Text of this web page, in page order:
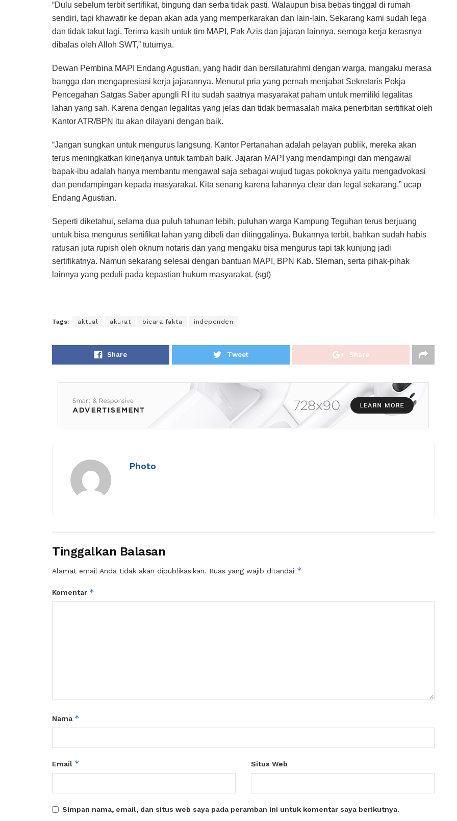
“Dulu sebelum terbit sertifikat, bingung dan serba tidak pasti. Walaupun bisa bebas tinggal di rumah
sendiri, tapi khawatir ke depan akan ada yang memperkarakan dan lain-lain. Sekarang kami sudah lega
dan tidak takut lagi. Terima kasih untuk tim MAPI, Pak Azis dan jajaran lainnya, semoga kerja kerasnya
dibalas oleh Alloh SWT,” tuturnya.
Dewan Pembina MAPI Endang Agustian, yang hadir dan bersilaturahmi dengan warga, mangaku merasa
bangga dan mengapresiasi kerja jajarannya. Menurut pria yang pernah menjabat Sekretaris Pokja
Pencegahan Satgas Saber apungli RI itu sudah saatnya masyarakat paham untuk memiliki legalitas
lahan yang sah. Karena dengan legalitas yang jelas dan tidak bermasalah maka penerbitan sertifikat oleh
Kantor ATR/BPN itu akan dilayani dengan baik.
“Jangan sungkan untuk mengurus langsung. Kantor Pertanahan adalah pelayan publik, mereka akan
terus meningkatkan kinerjanya untuk tambah baik. Jajaran MAPI yang mendampingi dan mengawal
bapak-ibu adalah hanya membantu mengawal saja sebagai wujud tugas pokoknya yaitu mengadvokasi
dan pendampingan kepada masyarakat. Kita senang karena lahannya clear dan legal sekarang,” ucap
Endang Agustian.
Seperti diketahui, selama dua puluh tahunan lebih, puluhan warga Kampung Teguhan terus berjuang
untuk bisa mengurus sertifikat lahan yang dibeli dan ditinggalinya. Bukannya terbit, bahkan sudah habis
ratusan juta rupish oleh oknum notaris dan yang mengaku bisa mengurus tapi tak kunjung jadi
sertifikatnya. Namun sekarang selesai dengan bantuan MAPI, BPN Kab. Sleman, serta pihak-pihak
lainnya yang peduli pada kepastian hukum masyarakat. (sgt)
Tags: aktual akurat bicara fakta independen
Share Tweet Share
Photo
Tinggalkan Balasan
Alamat email Anda tidak akan dipublikasikan. Ruas yang wajib ditandai *
Komentar *
Nama *
Email * Situs Web
Simpan nama, email, dan situs web saya pada peramban ini untuk komentar saya berikutnya.